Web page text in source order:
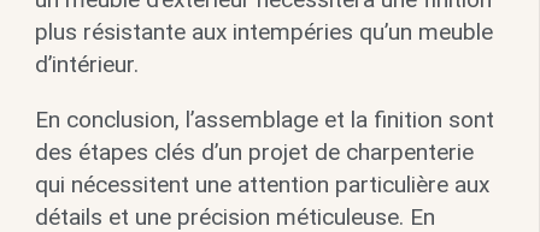
plus résistante aux intempéries qu’un meuble
d’intérieur.
En conclusion, l’assemblage et la finition sont
des étapes clés d’un projet de charpenterie
qui nécessitent une attention particulière aux
détails et une précision méticuleuse. En